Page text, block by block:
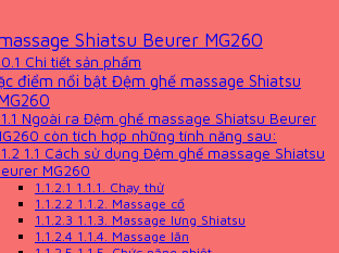
Shiatsu Beurer MG260
Chi tiết sản phẩm
điểm nổi bật Đệm ghế massage Shiatsu
Ngoài ra Đệm ghế massage Shiatsu Beurer
còn tích hợp những tính năng sau:
1.1 Cách sử dụng Đệm ghế massage Shiatsu
MG260
1.1.2.1 1.1.1. Chạy thử
1.1.2.2 1.1.2. Massage cổ
1.1.2.3 1.1.3. Massage lưng Shiatsu
1.1.2.4 1.1.4. Massage lăn